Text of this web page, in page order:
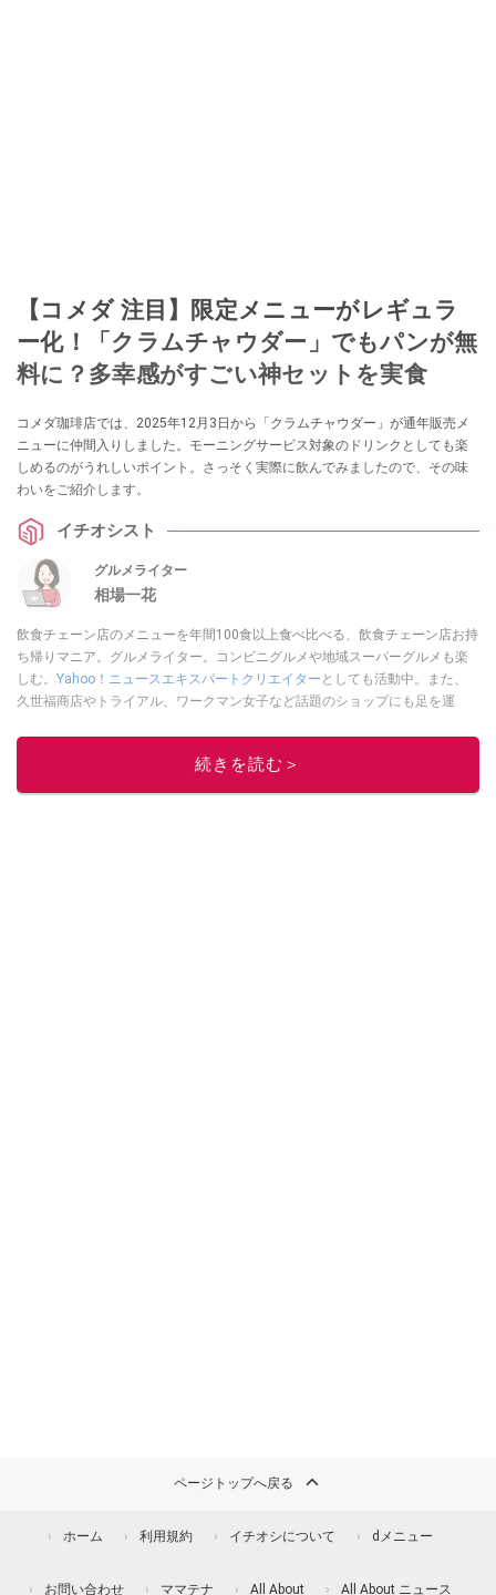
【コメダ 注目】限定メニューがレギュラ
ー化！「クラムチャウダー」でもパンが無
料に？多幸感がすごい神セットを実食
コメダ珈琲店では、2025年12月3日から「クラムチャウダー」が通年販売メ
ニューに仲間入りしました。モーニングサービス対象のドリンクとしても楽
しめるのがうれしいポイント。さっそく実際に飲んでみましたので、その味
わいをご紹介します。
イチオシスト
グルメライター
相場一花
飲食チェーン店のメニューを年間100食以上食べ比べる、飲食チェーン店お持
ち帰りマニア。グルメライター。コンビニグルメや地域スーパーグルメも楽
しむ。 Yahoo！ニュースエキスパートクリエイター としても活動中。また、
久世福商店やトライアル、ワークマン女子など話題のショップにも足を運
「週刊プレイボーイ」、宝島社「おいしい！ シャトレーゼBOOK」などでグ
ルメライター、食の専門家として出演実績あり。
続きを読む＞
ページトップへ戻る
ホーム 利用規約 イチオシについて dメニュー
お問い合わせ ママテナ All About All About ニュース